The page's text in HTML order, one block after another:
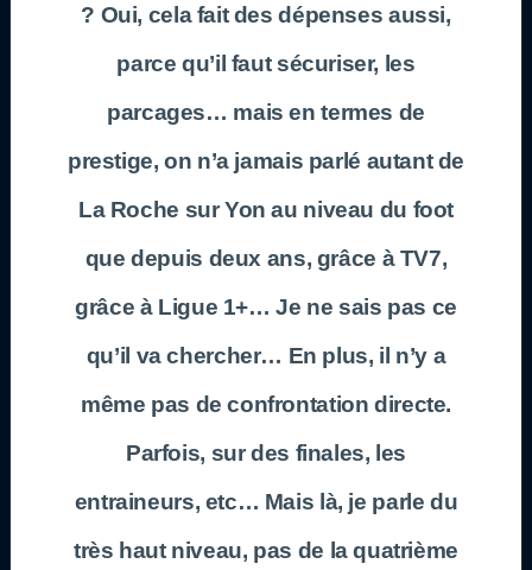
? Oui, cela fait des dépenses aussi,
parce qu’il faut sécuriser, les
parcages… mais en termes de
prestige, on n’a jamais parlé autant de
La Roche sur Yon au niveau du foot
que depuis deux ans, grâce à TV7,
grâce à Ligue 1+… Je ne sais pas ce
qu’il va chercher… En plus, il n’y a
même pas de confrontation directe.
Parfois, sur des finales, les
entraineurs, etc… Mais là, je parle du
très haut niveau, pas de la quatrième